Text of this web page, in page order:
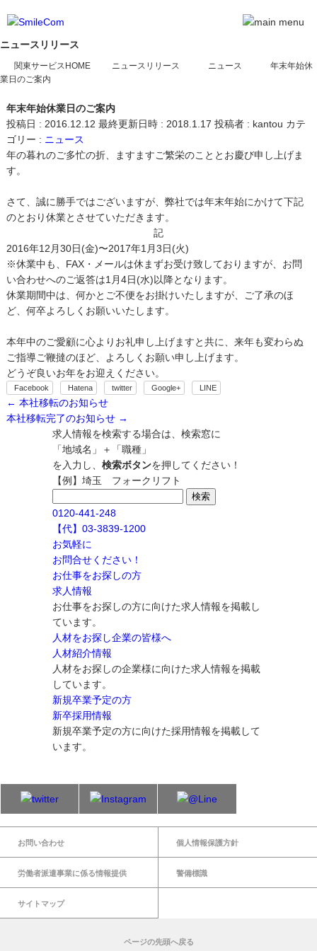
ニュースリリース
関東サービスHOME ニュースリリース ニュース
年末年始休
業日のご案内
年末年始休業日のご案内
投稿日 : 2016.12.12 最終更新日時 : 2018.1.17 投稿者 : kantou カテ
ゴリー : ニュース
年の暮れのご多忙の折、ますますご繁栄のこととお慶び申し上げま
す。
さて、誠に勝手ではございますが、弊社では年末年始にかけて下記
のとおり休業とさせていただきます。
記
2016年12月30日(金)〜2017年1月3日(火)
※休業中も、FAX・メールは休まずお受け致しておりますが、お問
い合わせへのご返答は1月4日(水)以降となります。
休業期間中は、何かとご不便をお掛けいたしますが、ご了承のほ
ど、何卒よろしくお願いいたします。
本年中のご愛顧に心よりお礼申し上げますと共に、来年も変わらぬ
ご指導ご鞭撻のほど、よろしくお願い申し上げます。
どうぞ良いお年をお迎えください。
Facebook Hatena twitter Google+ LINE
← 本社移転のお知らせ
本社移転完了のお知らせ →
求人情報を検索する場合は、検索窓に
「地域名」＋「職種」
を入力し、 検索ボタンを押してください！
【例】埼玉 フォークリフト
索:
0120-441-248
【代】03-3839-1200
お気軽に
お問合せください！
お仕事をお探しの方
求人情報
お仕事をお探しの方に向けた求人情報を掲載し
ています。
人材をお探し企業の皆様へ
人材紹介情報
人材をお探しの企業様に向けた求人情報を掲載
しています。
新規卒業予定の方
新卒採用情報
新規卒業予定の方に向けた採用情報を掲載して
います。
お問い合わせ 個人情報保護方針
労働者派遣事業に係る情報提供 警備標識
サイトマップ
ページの先頭へ戻る